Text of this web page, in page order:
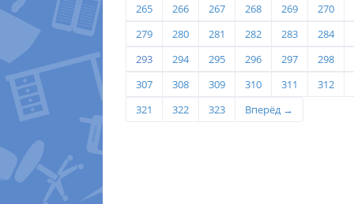
265
266 267 268 269
270
279
280 281 282 283
284
293
294 295 296 297
298
307
308 309 310 311
312
321
322 323 Вперёд →